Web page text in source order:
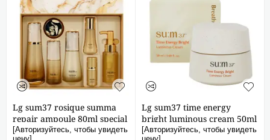
Lg sum37 rosique summa
repair ampoule 80ml special
set
[Авторизуйтесь, чтобы увидеть
Lg sum37 time energy
bright luminous cream 50ml
[Авторизуйтесь, чтобы увидеть